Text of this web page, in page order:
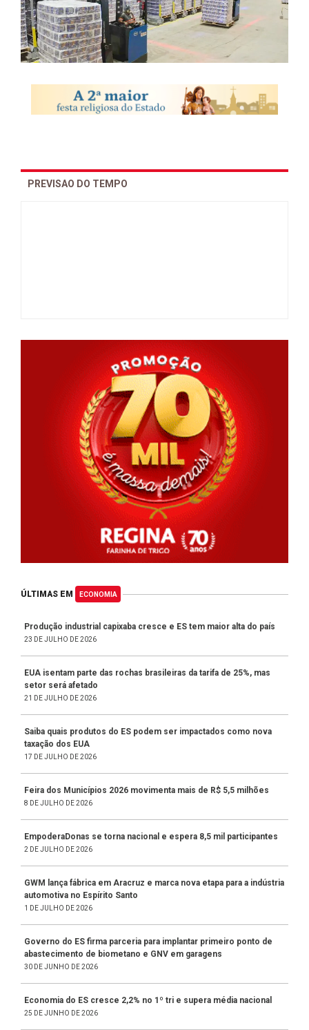
PREVISAO DO TEMPO
ÚLTIMAS EM ECONOMIA
Produção industrial capixaba cresce e ES tem maior alta do país
23 DE JULHO DE 2026
EUA isentam parte das rochas brasileiras da tarifa de 25%, mas
setor será afetado
21 DE JULHO DE 2026
Saiba quais produtos do ES podem ser impactados como nova
taxação dos EUA
17 DE JULHO DE 2026
Feira dos Municípios 2026 movimenta mais de R$ 5,5 milhões
8 DE JULHO DE 2026
EmpoderaDonas se torna nacional e espera 8,5 mil participantes
2 DE JULHO DE 2026
GWM lança fábrica em Aracruz e marca nova etapa para a indústria
automotiva no Espírito Santo
1 DE JULHO DE 2026
Governo do ES firma parceria para implantar primeiro ponto de
abastecimento de biometano e GNV em garagens
30 DE JUNHO DE 2026
Economia do ES cresce 2,2% no 1º tri e supera média nacional
25 DE JUNHO DE 2026